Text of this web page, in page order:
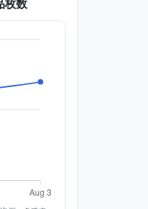
枚数